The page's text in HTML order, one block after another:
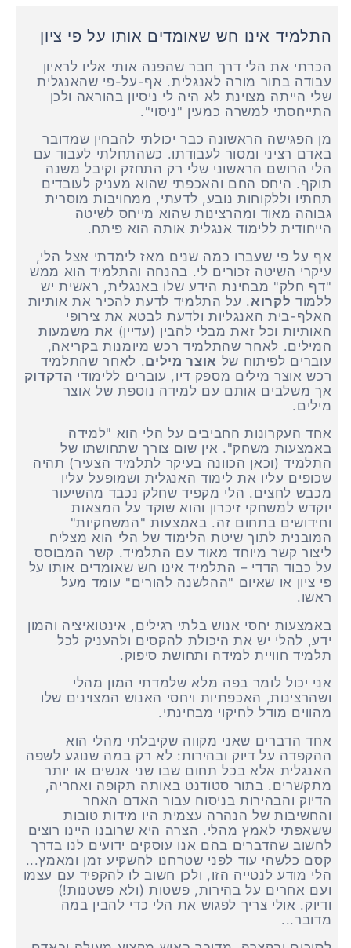
התלמיד אינו חש שאומדים אותו על פי ציון
הכרתי את הלי דרך חבר שהפנה אותי אליו לראיון
עבודה בתור מורה לאנגלית. אף-על-פי שהאנגלית
שלי הייתה מצוינת לא היה לי ניסיון בהוראה ולכן
התייחסתי למשרה כמעין "ניסוי".
מן הפגישה הראשונה כבר יכולתי להבחין שמדובר
באדם רציני ומסור לעבודתו. כשהתחלתי לעבוד עם
הלי הרושם הראשוני שלי רק התחזק וקיבל משנה
תוקף. היחס החם והאכפתי שהוא מעניק לעובדים
תחתיו וללקוחות נובע, לדעתי, ממחויבות מוסרית
גבוהה מאוד ומהרצינות שהוא מייחס לשיטה
הייחודית ללימוד אנגלית אותה הוא פיתח.
אף על פי שעברו כמה שנים מאז לימדתי אצל הלי,
עיקרי השיטה זכורים לי. בהנחה והתלמיד הוא ממש
"דף חלק" מבחינת הידע שלו באנגלית, ראשית יש
ללמוד לקרוא . על התלמיד לדעת להכיר את אותיות
האלף-בית האנגליות ולדעת לבטא את צירופי
האותיות וכל זאת מבלי להבין (עדיין) את משמעות
המילים. לאחר שהתלמיד רכש מיומנות בקריאה,
עוברים לפיתוח של אוצר מילים. לאחר שהתלמיד
רכש אוצר מילים מספק דיו, עוברים ללימודי הדקדוק
אך משלבים אותם עם למידה נוספת של אוצר
מילים.
אחד העקרונות החביבים על הלי הוא "למידה
באמצעות משחק". אין שום צורך שתחושתו של
התלמיד (וכאן הכוונה בעיקר לתלמיד הצעיר) תהיה
שכופים עליו את לימוד האנגלית ושמופעל עליו
מכבש לחצים. הלי מקפיד שחלק נכבד מהשיעור
יוקדש למשחקי זיכרון והוא שוקד על המצאות
וחידושים בתחום זה. באמצעות "המשחקיות"
המובנית לתוך שיטת הלימוד של הלי הוא מצליח
ליצור קשר מיוחד מאוד עם התלמיד. קשר המבוסס
על כבוד הדדי – התלמיד אינו חש שאומדים אותו על
פי ציון או שאיום "ההלשנה להורים" עומד מעל
ראשו.
באמצעות יחסי אנוש בלתי רגילים, אינטואיציה והמון
ידע, להלי יש את היכולת להקסים ולהעניק לכל
תלמיד חוויית למידה ותחושת סיפוק.
אני יכול לומר בפה מלא שלמדתי המון מהלי
ושהרצינות, האכפתיות ויחסי האנוש המצוינים שלו
מהווים מודל לחיקוי מבחינתי.
אחד הדברים שאני מקווה שקיבלתי מהלי הוא
ההקפדה על דיוק ובהירות: לא רק במה שנוגע לשפה
האנגלית אלא בכל תחום שבו שני אנשים או יותר
מתקשרים. בתור סטודנט באותה תקופה ואחריה,
הדיוק והבהירות בניסוח עבור האדם האחר
והחשיבות של הנהרה עצמית היו מידות טובות
ששאפתי לאמץ מהלי. הצרה היא שרובנו היינו רוצים
לחשוב שהדברים בהם אנו עוסקים ידועים לנו בדרך
קסם כלשהי עוד לפני שטרחנו להשקיע זמן ומאמץ...
הלי מודע לנטייה הזו, ולכן חשוב לו להקפיד עם עצמו
ועם אחרים על בהירות, פשטות (ולא פשטנות!)
ודיוק. אולי צריך לפגוש את הלי כדי להבין במה
מדובר...